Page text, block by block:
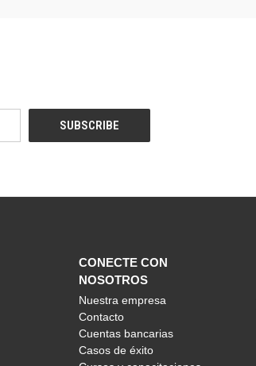
CONECTE CON
NOSOTROS
Nuestra empresa
Contacto
Cuentas bancarias
Casos de éxito